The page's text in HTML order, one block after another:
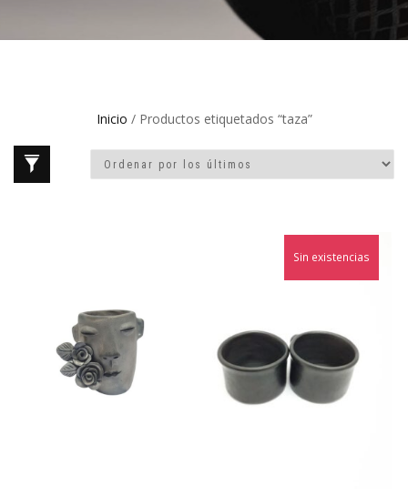
Inicio / Productos etiquetados “taza”
Sin existencias